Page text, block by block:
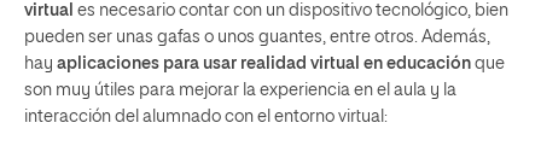
virtual es necesario contar con un dispositivo tecnológico, bien
pueden ser unas gafas o unos guantes, entre otros. Además,
hay aplicaciones para usar realidad virtual en educación que
son muy útiles para mejorar la experiencia en el aula y la
interacción del alumnado con el entorno virtual: